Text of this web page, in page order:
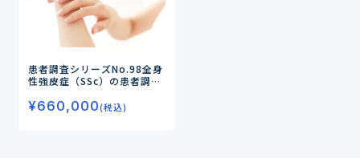
患者調査シリーズNo.98全身
性強皮症（SSc）の患者調査
が高いと感じたのは治療経験
者の半数／生物学的製剤の使
¥660,000(税込)